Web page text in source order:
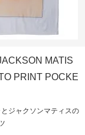
MATIS
PRINT POCKE
ジャクソンマティスの